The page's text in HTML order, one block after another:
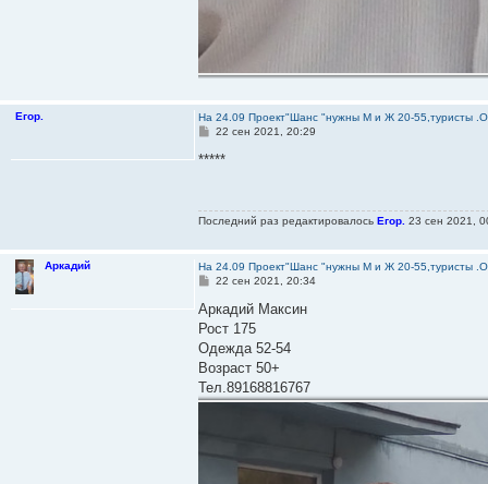
Егор.
На 24.09 Проект"Шанс "нужны М и Ж 20-55,туристы
С
о
н
и
22 сен 2021, 20:29
*****
Последний раз редактировалосьЕгор. 23 сен 2021,
Аркадий
На 24.09 Проект"Шанс "нужны М и Ж 20-55,туристы
С
о
щ
е
н
и
е
22 сен 2021, 20:34
Аркадий Максин
Рост 175
Одежда 52-54
Возраст 50+
Тел.89168816767